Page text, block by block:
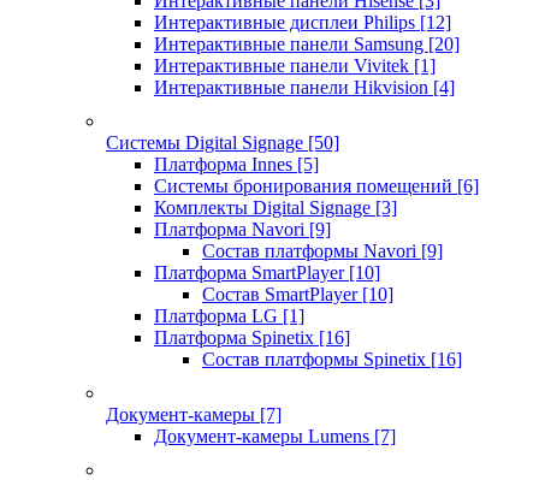
Интерактивные дисплеи Philips [12]
Интерактивные панели Samsung [20]
Интерактивные панели Vivitek [1]
Интерактивные панели Hikvision [4]
Системы Digital Signage [50]
Платформа Innes [5]
Системы бронирования помещений [6]
Комплекты Digital Signage [3]
Платформа Navori [9]
Состав платформы Navori [9]
Платформа SmartPlayer [10]
Состав SmartPlayer [10]
Платформа LG [1]
Платформа Spinetix [16]
Состав платформы Spinetix [16]
Документ-камеры [7]
Документ-камеры Lumens [7]